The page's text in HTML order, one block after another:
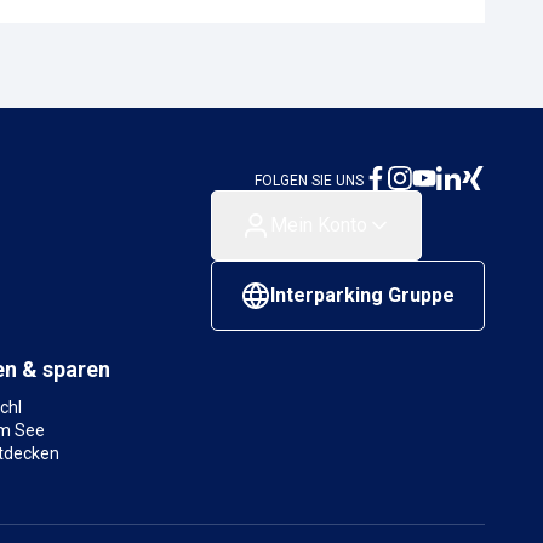
& sparen
See
FOLGEN SIE UNS
Interparking Gruppe